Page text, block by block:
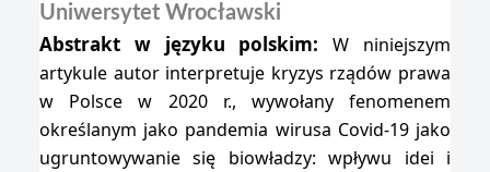
Uniwersytet Wrocławski
Abstrakt w języku polskim:W niniejszym
artykule autor interpretuje kryzys rządów prawa
w Polsce w 2020 r., wywołany fenomenem
określanym jako pandemia wirusa Covid-19 jako
ugruntowywanie się biowładzy: wpływu idei i